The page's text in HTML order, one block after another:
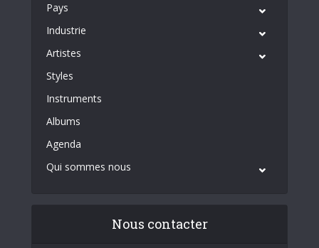
Pays
Industrie
Artistes
Styles
Instruments
Albums
Agenda
Qui sommes nous
Nous contacter